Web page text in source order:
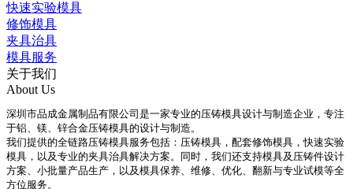
快速实验模具
修饰模具
夹具治具
模具服务
关于我们
About Us
深圳市品成金属制品有限公司是一家专业的压铸模具设计与制造企业，专注
于铝、镁、锌合金压铸模具的设计与制造。
我们提供的全链路压铸模具服务包括：压铸模具，配套修饰模具，快速实验
模具，以及专业的夹具治具解决方案。同时，我们还支持模具及压铸件设计
方案、小批量产品生产，以及模具保养、维修、优化、翻新与专业试模等全
方位服务。